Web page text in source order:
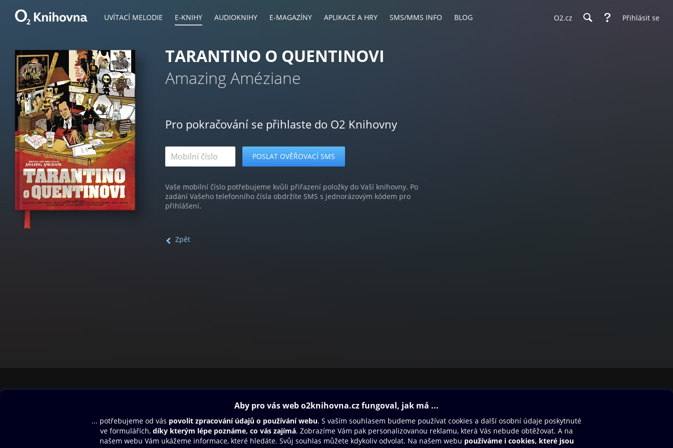
UVÍTACÍ MELODIE E-KNIHY AUDIOKNIHY E-MAGAZÍNY APLIKACE A HRY SMS/MMS INFO BLOG O2.cz Přihlásit se
TARANTINO O QUENTINOVI
Amazing Améziane
Pro pokračování se přihlaste do O2 Knihovny
Vaše mobilní číslo potřebujeme kvůli přiřazení položky do Vaší knihovny. Po
zadání Vašeho telefonního čísla obdržíte SMS s jednorázovým kódem pro
přihlášení.
Zpět
Aplikace a hry
SMS/MMS Info
Blog
Dárkový poukaz
Nápověda
Oneplay Originály
Sport